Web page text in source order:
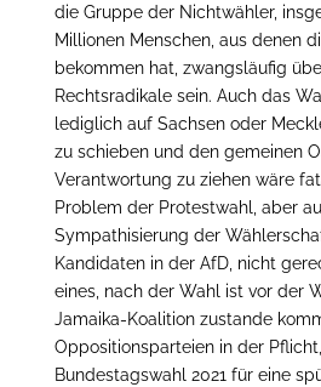
die Gruppe der Nichtwähler,
Millionen Menschen, aus denen
bekommen hat, zwangsläufig
Rechtsradikale sein. Auch das
lediglich auf Sachsen oder
zu schieben und den gemeinen
Verantwortung zu ziehen wäre
Problem der Protestwahl, aber
Sympathisierung der
Kandidaten in der AfD, nicht
eines, nach der Wahl ist vor der
Jamaika-Koalition zustande
Oppositionsparteien in der
Bundestagswahl 2021 für eine